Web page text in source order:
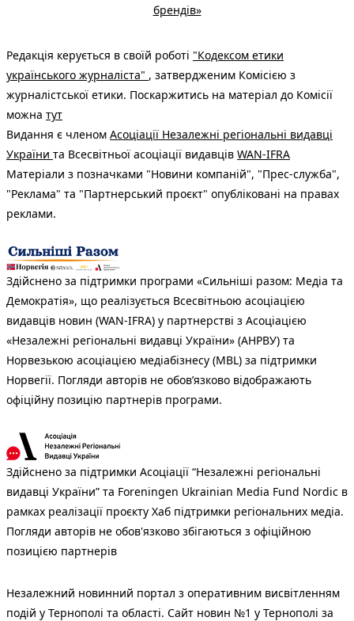
брендів»
Редакція керується в своїй роботі "Кодексом етики
українського журналіста" , затвердженим Комісією з
журналістської етики. Поскаржитись на матеріал до Комісії
можна тут
Видання є членом Асоціації Незалежні регіональні видавці
України та Всесвітньої асоціації видавців WAN-IFRA
Матеріали з позначками "Новини компаній", "Прес-служба",
"Реклама" та "Партнерський проєкт" опубліковані на правах
реклами.
Здійснено за підтримки програми «Сильніші разом: Медіа та
Демократія», що реалізується Всесвітньою асоціацією
видавців новин (WAN-IFRA) у партнерстві з Асоціацією
«Незалежні регіональні видавці України» (АНРВУ) та
Норвезькою асоціацією медіабізнесу (MBL) за підтримки
Норвегії. Погляди авторів не обов’язково відображають
офіційну позицію партнерів програми.
Здійснено за підтримки Асоціації “Незалежні регіональні
видавці України” та Foreningen Ukrainian Media Fund Nordic в
рамках реалізації проєкту Хаб підтримки регіональних медіа.
Погляди авторів не обов'язково збігаються з офіційною
позицією партнерів
Незалежний новинний портал з оперативним висвітленням
подій у Тернополі та області. Сайт новин №1 у Тернополі за